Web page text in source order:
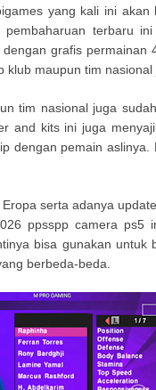
yang kali ini
terbaru
grafis permainan
maupun tim nasional
tim nasional juga
and kits ini juga
dengan pemain
serta adanya
ppsspp camera ps5
bisa gunakan untuk
berbeda-beda.